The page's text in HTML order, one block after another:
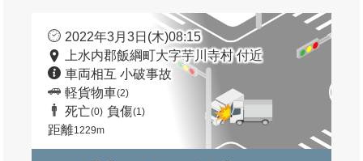
2022年3月3日(木)08:15
上水内郡飯綱町大字芋川寺村 付近
車両相互 小破事故
軽貨物車(2)
死亡(0) 負傷(1)
距離1229m